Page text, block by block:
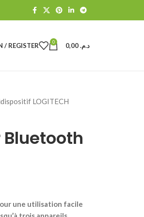
/ REGISTER 0 د.م.
LOGITECH
Bluetooth
une utilisation facile